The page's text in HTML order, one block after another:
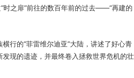
时之扉”前往的数百年前的过去——“再建的
行的“菲雷维尔迪亚”大陆，讲述了好心青
现的遗迹，并最终卷入拯救世界危机的壮